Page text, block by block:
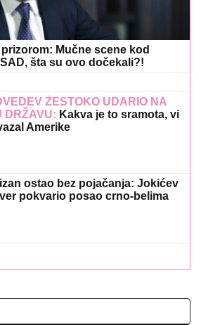
Mučne scene kod
šta su ovo dočekali?!
ŽESTOKO UDARIO NA
DRŽAVU: Kakva je to sramota, vi
Amerike
ostao bez pojačanja: Jokićev
pokvario posao crno-belima